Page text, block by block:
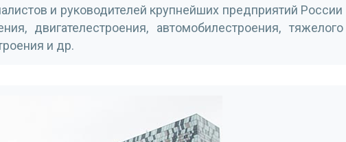
и руководителей крупнейших предприятий России
двигателестроения, автомобилестроения, тяжелого
и др.